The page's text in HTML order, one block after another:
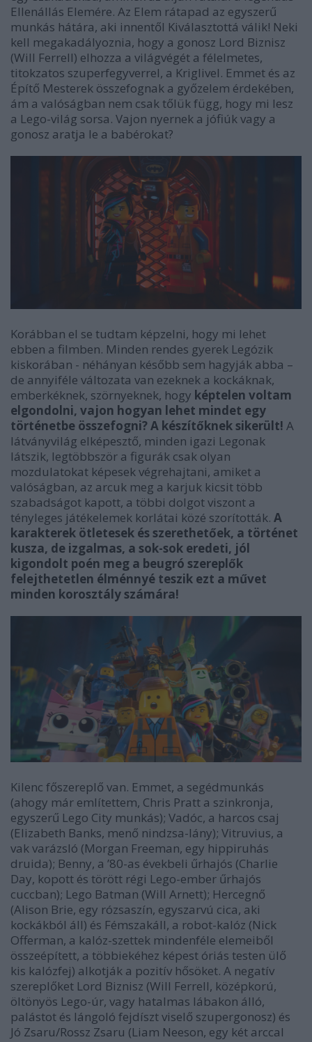
Ellenállás Elemére. Az Elem rátapad az egyszerű
munkás hátára, aki innentől Kiválasztottá válik! Neki
kell megakadályoznia, hogy a gonosz Lord Biznisz
(Will Ferrell) elhozza a világvégét a félelmetes,
titokzatos szuperfegyverrel, a Kriglivel. Emmet és az
Építő Mesterek összefognak a győzelem érdekében,
ám a valóságban nem csak tőlük függ, hogy mi lesz
a Lego-világ sorsa. Vajon nyernek a jófiúk vagy a
gonosz aratja le a babérokat?
Korábban el se tudtam képzelni, hogy mi lehet
ebben a filmben. Minden rendes gyerek Legózik
kiskorában - néhányan később sem hagyják abba –
de annyiféle változata van ezeknek a kockáknak,
emberkéknek, szörnyeknek, hogy képtelen voltam
elgondolni, vajon hogyan lehet mindet egy
történetbe összefogni? A készítőknek sikerült! A
látványvilág elképesztő, minden igazi Legonak
látszik, legtöbbször a figurák csak olyan
mozdulatokat képesek végrehajtani, amiket a
valóságban, az arcuk meg a karjuk kicsit több
szabadságot kapott, a többi dolgot viszont a
tényleges játékelemek korlátai közé szorították. A
karakterek ötletesek és szerethetőek, a történet
kusza, de izgalmas, a sok-sok eredeti, jól
kigondolt poén meg a beugró szereplők
felejthetetlen élménnyé teszik ezt a művet
minden korosztály számára!
Kilenc főszereplő van. Emmet, a segédmunkás
(ahogy már említettem, Chris Pratt a szinkronja,
egyszerű Lego City munkás); Vadóc, a harcos csaj
(Elizabeth Banks, menő nindzsa-lány); Vitruvius, a
vak varázsló (Morgan Freeman, egy hippiruhás
druida); Benny, a ’80-as évekbeli űrhajós (Charlie
Day, kopott és törött régi Lego-ember űrhajós
cuccban); Lego Batman (Will Arnett); Hercegnő
(Alison Brie, egy rózsaszín, egyszarvú cica, aki
kockákból áll) és Fémszakáll, a robot-kalóz (Nick
Offerman, a kalóz-szettek mindenféle elemeiből
összeépített, a többiekéhez képest óriás testen ülő
kis kalózfej) alkotják a pozitív hősöket. A negatív
szereplőket Lord Biznisz (Will Ferrell, középkorú,
öltönyös Lego-úr, vagy hatalmas lábakon álló,
palástot és lángoló fejdíszt viselő szupergonosz) és
Jó Zsaru/Rossz Zsaru (Liam Neeson, egy két arccal